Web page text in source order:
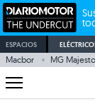
ESPACIOS
Macbor MG